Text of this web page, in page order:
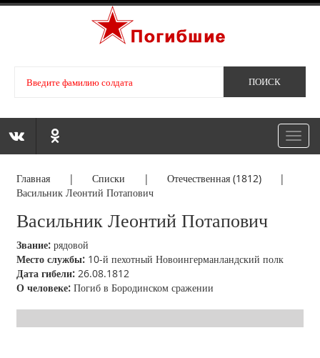
Главная |Списки | Отечественная (1812)|
Васильник Леонтий Потапович
Васильник Леонтий Потапович
Звание: рядовой
Место службы: 10-й пехотный Новоингерманландский полк
Дата гибели: 26.08.1812
О человеке: Погиб в Бородинском сражении